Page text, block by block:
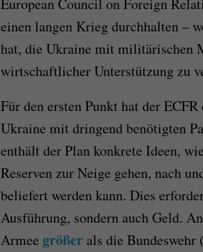
European Council on Foreign
einen langen Krieg durchhalten –
hat, die Ukraine mit militärischen
wirtschaftlicher Unterstützung zu
Für den ersten Punkt hat der ECFR
Ukraine mit dringend benötigten
enthält der Plan konkrete Ideen,
Reserven zur Neige gehen, nach
beliefert werden kann. Dies
Ausführung, sondern auch Geld.
Armee größer als die